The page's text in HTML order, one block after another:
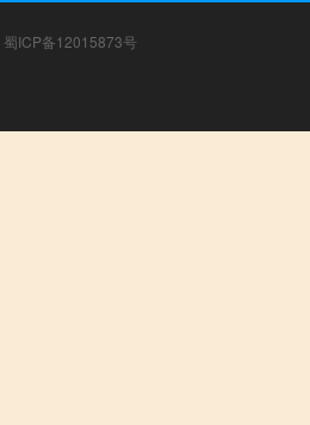
蜀ICP备12015873号